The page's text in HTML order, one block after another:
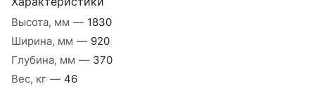
Высота, мм — 1830
Ширина, мм — 920
Глубина, мм — 370
Вес, кг — 46